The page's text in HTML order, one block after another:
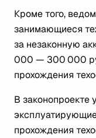
Кроме того,
занимающиеся
за незаконную
000 — 300 000
прохождения
В законопроекте
прохождения